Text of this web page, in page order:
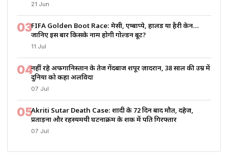
21 Jun
03FIFA Golden Boot Race: मेसी, एम्बाप्पे, हालैंड या हैरी केन…
जानिए इस बार किसके नाम होगी गोल्डन बूट?
11 Jul
04नहीं रहे अफगानिस्तान के तेज गेंदबाज शपूर ज़ादरान, 38 साल की उम्र में
दुनिया को कहा अलविदा
07 Jul
05Akriti Sutar Death Case: शादी के 72 दिन बाद मौत, दहेज,
प्रताड़ना और रहस्यमयी घटनाक्रम के शक में पति गिरफ्तार
07 Jul